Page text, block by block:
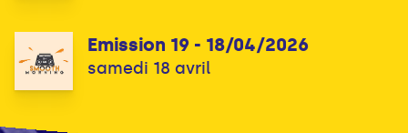
Emission 19 - 18/04/2026
samedi 18 avril